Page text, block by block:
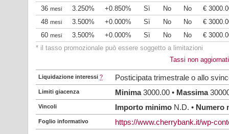
36 mesi 3.250% +0.850% Sì No No
€
48 mesi 3.500% +0.000% Sì No No
€
60 mesi 3.500% +0.000% Sì No No
€
* il tasso promozionale può essere soggetto a limitazioni
Tassi non
Liquidazione interessi ? Posticipata trimestrale o allo
Limiti giacenza Minima3000.00 • Massima
Vincoli Importo minimo N.D. • Numero
Foglio informativo https://www.cherrybank.it/wp-